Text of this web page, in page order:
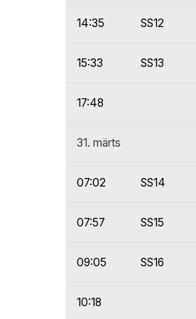
14:35 SS12
15:33 SS13
17:48
31. märts
07:02 SS14
07:57 SS15
09:05 SS16
10:18